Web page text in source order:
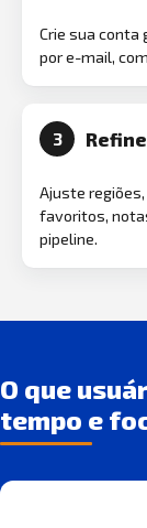
Crie sua conta
por e-mail,
3
Ajuste
favoritos,
pipeline.
O que
tempo e